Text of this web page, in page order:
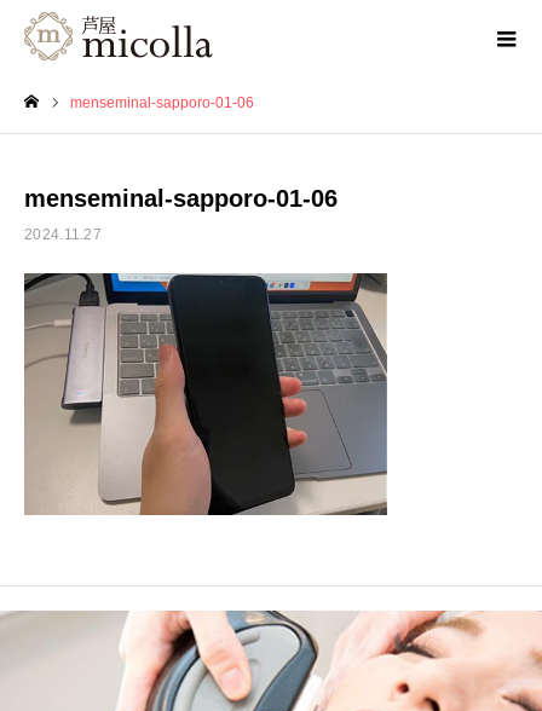
menseminal-sapporo-01-06
menseminal-sapporo-01-06
2024.11.27